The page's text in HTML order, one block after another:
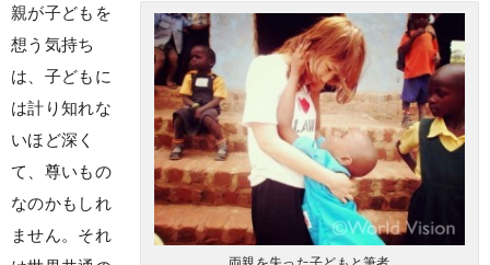
親が子どもを
想う気持ち
は、子どもに
は計り知れな
いほど深く
て、尊いもの
なのかもしれ
ません。それ